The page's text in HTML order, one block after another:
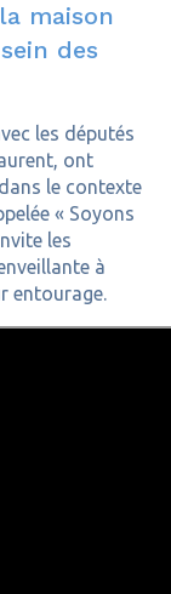
maison
des
les députés
ont
le contexte
« Soyons
les
à
entourage.